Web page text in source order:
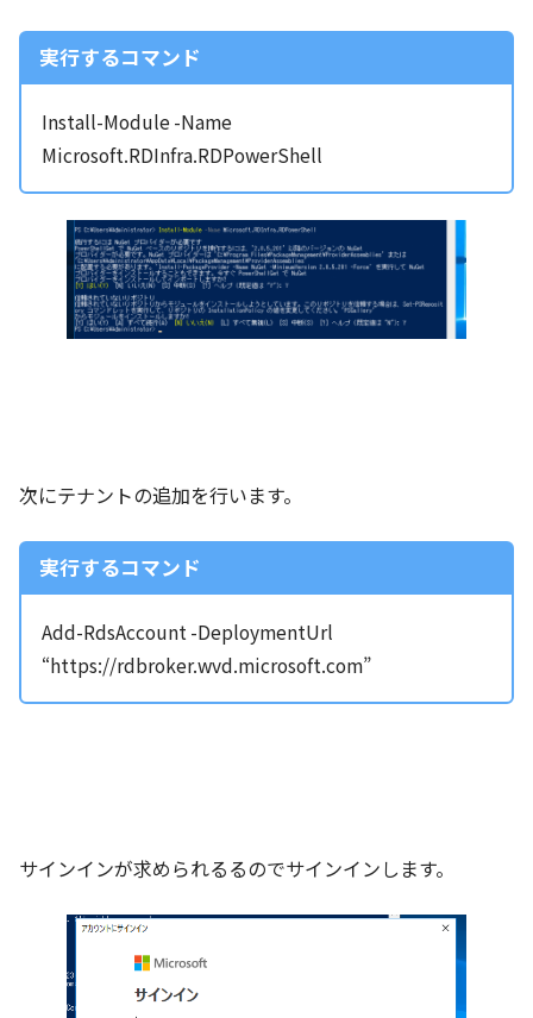
実行するコマンド
Install-Module -Name
Microsoft.RDInfra.RDPowerShell
次にテナントの追加を行います。
実行するコマンド
Add-RdsAccount -DeploymentUrl
“https://rdbroker.wvd.microsoft.com”
サインインが求められるるのでサインインします。